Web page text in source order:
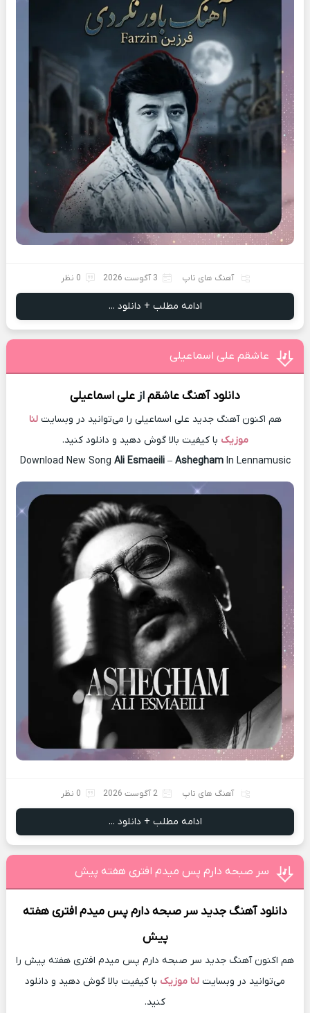
آهنگ های تاپ 3 آگوست 2026 0 نظر
ادامه مطلب + دانلود ...
عاشقم علی اسماعیلی
دانلود آهنگعاشقمازعلی اسماعیلی
هم اکنون آهنگ جدید علی اسماعیلی را می‌توانید در وبسایتلنا
موزیک با کیفیت بالا گوش دهید و دانلود کنید.
Download New Song Ali Esmaeili– AsheghamIn Lennamusic
آهنگ های تاپ 2 آگوست 2026 0 نظر
ادامه مطلب + دانلود ...
سر صبحه دارم پس میدم افتری هفته پیش
دانلود آهنگ جدید سر صبحه دارم پس میدم افتری هفته
پیش
هم اکنون آهنگ جدید سر صبحه دارم پس میدم افتری هفته پیش را
می‌توانید در وبسایت لنا موزیک با کیفیت بالا گوش دهید و دانلود
کنید.